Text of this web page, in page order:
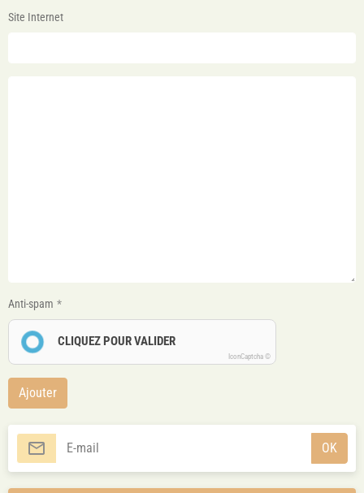
Site Internet
Anti-spam
CLIQUEZ POUR VALIDER
IconCaptcha ©
Ajouter
OK